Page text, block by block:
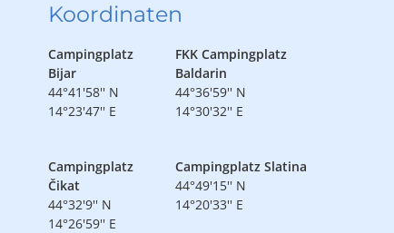
Koordinaten
Campingplatz
Bijar
44°41'58'' N
14°23'47'' E
FKK Campingplatz
Baldarin
44°36'59'' N
14°30'32'' E
Campingplatz
Čikat
44°32'9'' N
14°26'59'' E
Campingplatz Slatina
44°49'15'' N
14°20'33'' E